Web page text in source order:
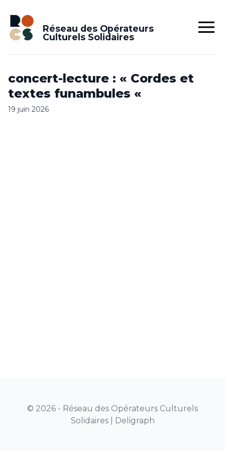
Réseau des Opérateurs
Culturels Solidaires
concert-lecture : « Cordes et
textes funambules «
19 juin 2026
© 2026 - Réseau des Opérateurs Culturels
Solidaires | Deligraph